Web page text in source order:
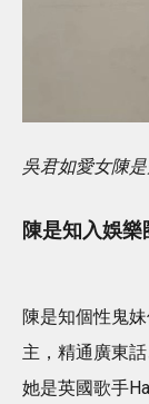
吳君如愛女陳
陳是知入娛
陳是知個性鬼
主，精通廣東
她是英國歌手